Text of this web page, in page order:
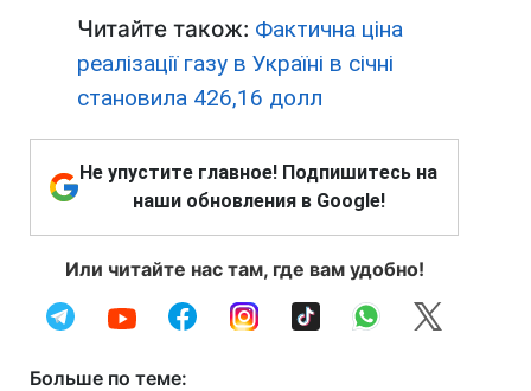
Читайте також: Фактична ціна
реалізації газу в Україні в січні
становила 426,16 долл
Не упустите главное! Подпишитесь на
наши обновления в Google!
Или читайте нас там, где вам удобно!
Больше по теме: